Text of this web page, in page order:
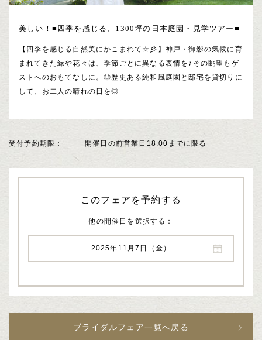
美しい！■四季を感じる、1300坪の日本庭園・見学ツアー■
【四季を感じる自然美にかこまれて☆彡】神戸・御影の気候に育
まれてきた緑や花々は、季節ごとに異なる表情を♪その眺望もゲ
ストへのおもてなしに。◎歴史ある純和風庭園と邸宅を貸切りに
して、お二人の晴れの日を◎
受付予約期限 開催日の前営業日18:00までに限る
このフェアを予約する
他の開催日を選択する
2025年11月7日（金）
ブライダルフェア一覧へ戻る